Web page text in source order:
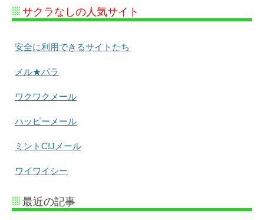
サクラなしの人気サイト
安全に利用できるサイトたち
メル★パラ
ワクワクメール
ハッピーメール
ミントC!Jメール
ワイワイシー
最近の記事